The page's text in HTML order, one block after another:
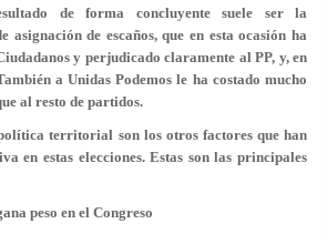
de forma concluyente suele ser la
asignación de escaños, que en esta ocasión ha
y perjudicado claramente al PP, y, en
a Unidas Podemos le ha costado mucho
al resto de partidos.
territorial son los otros factores que han
en estas elecciones. Estas son las principales
peso en el Congreso